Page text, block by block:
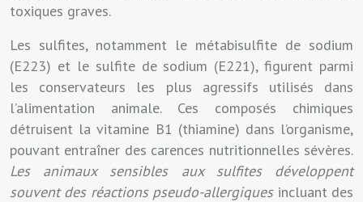
toxiques graves.
Les sulfites, notamment le métabisulfite de sodium
(E223) et le sulfite de sodium (E221), figurent parmi
les conservateurs les plus agressifs utilisés dans
l’alimentation animale. Ces composés chimiques
détruisent la vitamine B1 (thiamine) dans l’organisme,
pouvant entraîner des carences nutritionnelles sévères.
Les animaux sensibles aux sulfites développent
souvent des réactions pseudo-allergiquesincluant des